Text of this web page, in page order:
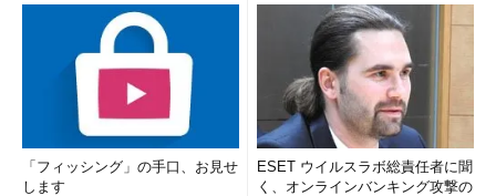
「フィッシング」の手口、お見せ
します
ESET ウイルスラボ総責任者に聞
く、オンラインバンキング攻撃の